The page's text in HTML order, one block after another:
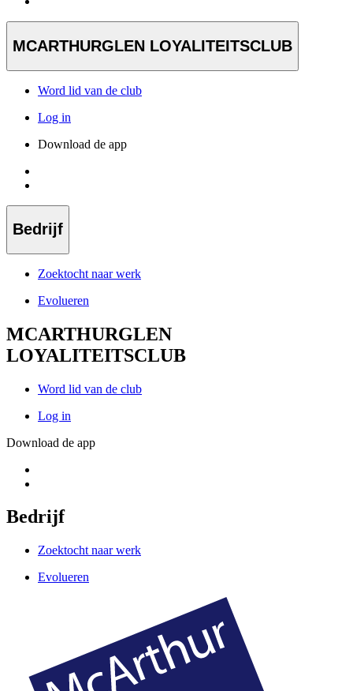
MCARTHURGLEN LOYALITEITSCLUB
Word lid van de club
Log in
Download de app
Bedrijf
Zoektocht naar werk
Evolueren
MCARTHURGLEN
LOYALITEITSCLUB
Word lid van de club
Log in
Download de app
Bedrijf
Zoektocht naar werk
Evolueren